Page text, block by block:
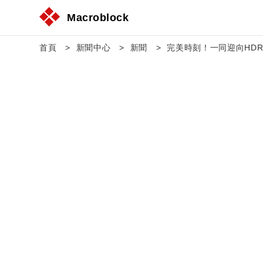
Macroblock
首頁 新聞中心 新聞 完美時刻！一同迎向